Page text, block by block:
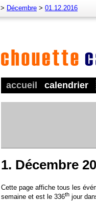
accueil calendrier
> Décembre > 01.12.2016
1. Décembre
Cette page affiche tous les
semaine et est le 336th jour